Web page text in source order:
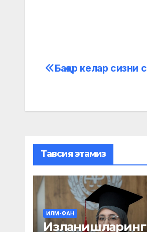
Post
Баҳор келар
Тавсия этамиз
ИЛМ-ФАН
Изланишларинг